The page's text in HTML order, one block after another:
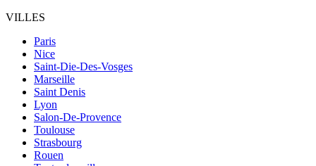
VILLES
Paris
Nice
Saint-Die-Des-Vosges
Marseille
Saint Denis
Lyon
Salon-De-Provence
Toulouse
Strasbourg
Rouen